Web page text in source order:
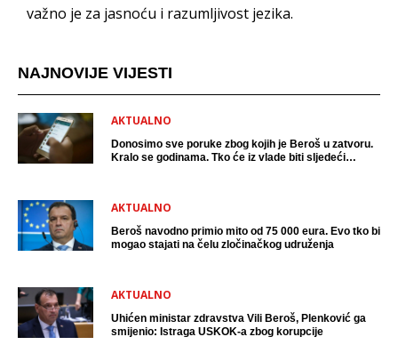
važno je za jasnoću i razumljivost jezika.
NAJNOVIJE VIJESTI
AKTUALNO
Donosimo sve poruke zbog kojih je Beroš u zatvoru.
Kralo se godinama. Tko će iz vlade biti sljedeći
AKTUALNO
Beroš navodno primio mito od 75 000 eura. Evo tko bi
mogao stajati na čelu zločinačkog udruženja
AKTUALNO
Uhićen ministar zdravstva Vili Beroš, Plenković ga
smijenio: Istraga USKOK-a zbog korupcije